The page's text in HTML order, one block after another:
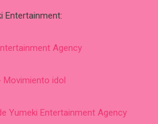
Entertainment:
Agency
idol
Yumeki Entertainment Agency